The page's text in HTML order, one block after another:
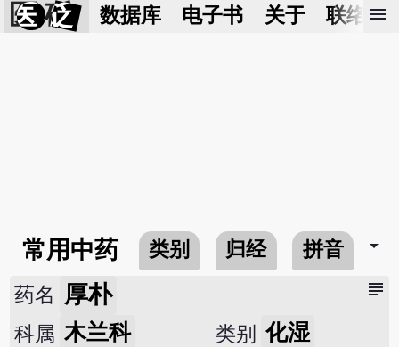
医 砭 数据库 电子书 关于 联络我
menu
常用中药 类别 归经 拼音 arrow_drop_down
subject
药名 厚朴
科属 木兰科 类别 化湿